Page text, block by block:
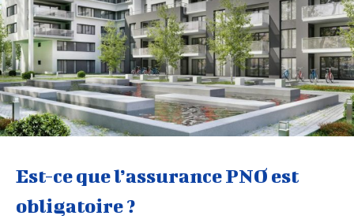
Est-ce que l’assurance PNO est
obligatoire ?